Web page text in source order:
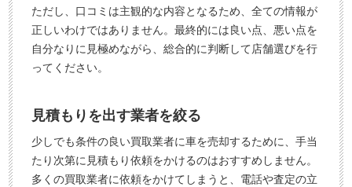
ただし、口コミは主観的な内容となるため、全ての情報が
正しいわけではありません。最終的には良い点、悪い点を
自分なりに見極めながら、総合的に判断して店舗選びを行
ってください。
見積もりを出す業者を絞る
少しでも条件の良い買取業者に車を売却するために、手当
たり次第に見積もり依頼をかけるのはおすすめしません。
多くの買取業者に依頼をかけてしまうと、電話や査定の立